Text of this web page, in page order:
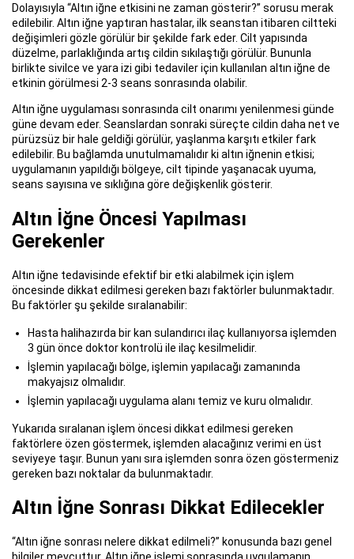
Dolayısıyla “Altın iğne etkisini ne zaman gösterir?” sorusu merak
edilebilir. Altın iğne yaptıran hastalar, ilk seanstan itibaren ciltteki
değişimleri gözle görülür bir şekilde fark eder. Cilt yapısında
düzelme, parlaklığında artış cildin sıkılaştığı görülür. Bununla
birlikte sivilce ve yara izi gibi tedaviler için kullanılan altın iğne de
etkinin görülmesi 2-3 seans sonrasında olabilir.
Altın iğne uygulaması sonrasında cilt onarımı yenilenmesi günde
güne devam eder. Seanslardan sonraki süreçte cildin daha net ve
pürüzsüz bir hale geldiği görülür, yaşlanma karşıtı etkiler fark
edilebilir. Bu bağlamda unutulmamalıdır ki altın iğnenin etkisi;
uygulamanın yapıldığı bölgeye, cilt tipinde yaşanacak uyuma,
seans sayısına ve sıklığına göre değişkenlik gösterir.
Altın İğne Öncesi Yapılması
Gerekenler
Altın iğne tedavisinde efektif bir etki alabilmek için işlem
öncesinde dikkat edilmesi gereken bazı faktörler bulunmaktadır.
Bu faktörler şu şekilde sıralanabilir:
Hasta halihazırda bir kan sulandırıcı ilaç kullanıyorsa işlemden
3 gün önce doktor kontrolü ile ilaç kesilmelidir.
İşlemin yapılacağı bölge, işlemin yapılacağı zamanında
makyajsız olmalıdır.
İşlemin yapılacağı uygulama alanı temiz ve kuru olmalıdır.
Yukarıda sıralanan işlem öncesi dikkat edilmesi gereken
faktörlere özen göstermek, işlemden alacağınız verimi en üst
seviyeye taşır. Bunun yanı sıra işlemden sonra özen göstermeniz
gereken bazı noktalar da bulunmaktadır.
Altın İğne Sonrası Dikkat Edilecekler
“Altın iğne sonrası nelere dikkat edilmeli?” konusunda bazı genel